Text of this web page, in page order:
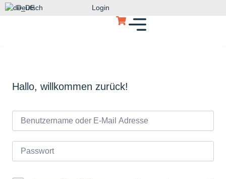
Deutsch Login
Hallo, willkommen zurück!